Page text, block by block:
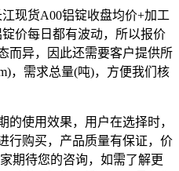
货A00铝锭收盘均价+加工
价每日都有波动，所以报价
而异，因此还需要客户提供所
，需求总量(吨)，方便我们核
使用效果，用户在选择时，
行购买，产品质量有保证，价
期待您的咨询，如需了解更